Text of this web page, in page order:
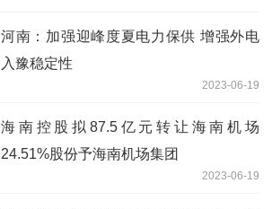
河南：加强迎峰度夏电力保供 增强外电
入豫稳定性
2023-06-19
海南控股拟87.5亿元转让海南机场
24.51%股份予海南机场集团
2023-06-19